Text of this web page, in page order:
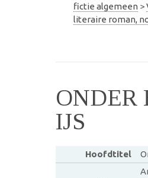
fictie algemeen >
literaire roman,
ONDER
IJS
Hoofdtitel